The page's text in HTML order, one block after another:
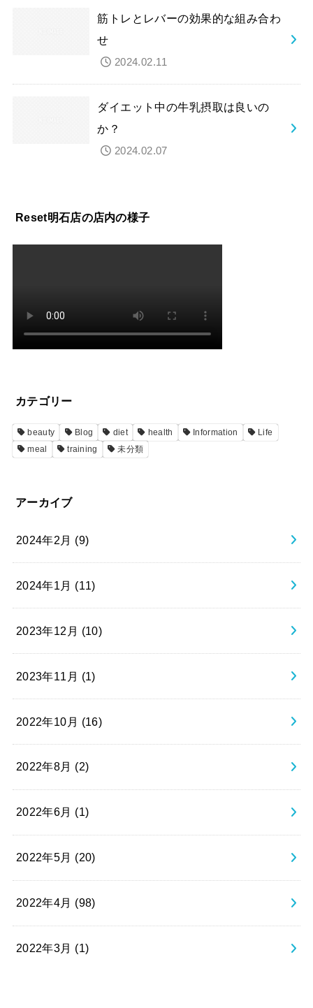
筋トレとレバーの効果的な組み合わ
せ
2024.02.11
ダイエット中の牛乳摂取は良いの
か？
2024.02.07
Reset明石店の店内の様子
カテゴリー
beauty Blog diet health Information
Life
meal
training 未分類
アーカイブ
2024年2月 (9)
2024年1月 (11)
2023年12月 (10)
2023年11月 (1)
2022年10月 (16)
2022年8月 (2)
2022年6月 (1)
2022年5月 (20)
2022年4月 (98)
2022年3月 (1)